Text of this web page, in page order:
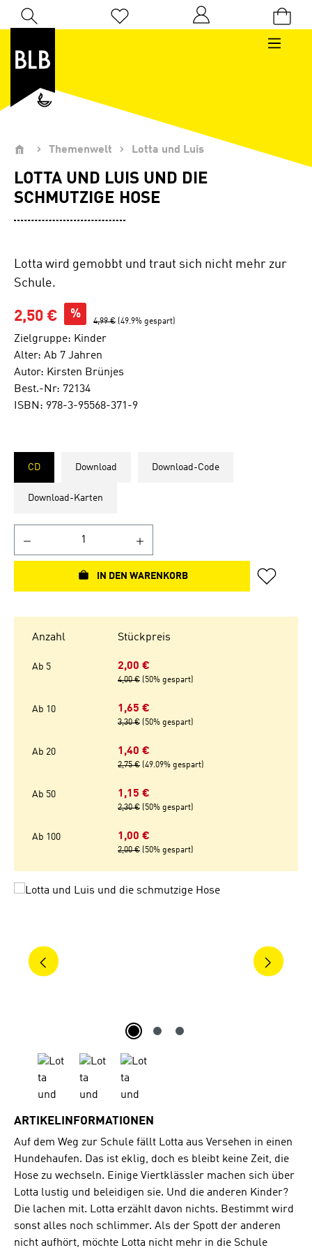
Zum Hauptinhalt springen
Du hast 0 Produkte auf dem Merkzettel
Themenwelt Lotta und Luis
LOTTA UND LUIS UND DIE
SCHMUTZIGE HOSE
Lotta wird gemobbt und traut sich nicht mehr zur
Schule.
2,50 € %
4,99 € (49.9% gespart)
Zielgruppe: Kinder
Alter: Ab 7 Jahren
Autor: Kirsten Brünjes
Best.-Nr: 72134
ISBN: 978-3-95568-371-9
CD Download Download-Code
Download-Karten
IN DEN WARENKORB
Anzahl Stückpreis
Ab 5 2,00 €
4,00 € (50% gespart)
Ab 10 1,65 €
3,30 € (50% gespart)
Ab 20 1,40 €
2,75 € (49.09% gespart)
Ab 50 1,15 €
2,30 € (50% gespart)
Ab 100 1,00 €
2,00 € (50% gespart)
Bildergalerie überspringen
ARTIKELINFORMATIONEN
Auf dem Weg zur Schule fällt Lotta aus Versehen in einen
Hundehaufen. Das ist eklig, doch es bleibt keine Zeit, die
Hose zu wechseln. Einige Viertklässler machen sich über
Lotta lustig und beleidigen sie. Und die anderen Kinder?
Die lachen mit. Lotta erzählt davon nichts. Bestimmt wird
sonst alles noch schlimmer. Als der Spott der anderen
nicht aufhört, möchte Lotta nicht mehr in die Schule